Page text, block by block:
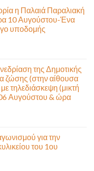
η Παλαιά Παραλιακή
10 Αυγούστου-Ένα
υποδομής
της Δημοτικής
ζώσης (στην αίθουσα
τηλεδιάσκεψη (μικτή
Αυγούστου & ώρα
για την
του 1ου